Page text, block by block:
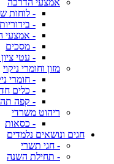
אמצעי הדרכה
- לוחות
- בידוריות
- אמצעי
- מסכים
- עטי ציון
מזון וחומרי ניקוי
- חומרי
- כלים
- קפה תה
ריהוט משרדי
- כסאות
חגים ונושאים נלמדים
- חגי תשרי
- תחילת השנה